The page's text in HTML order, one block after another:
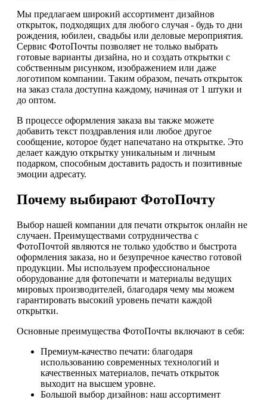
Мы предлагаем широкий ассортимент дизайнов
открыток, подходящих для любого случая - будь то дни
рождения, юбилеи, свадьбы или деловые мероприятия.
Сервис ФотоПочты позволяет не только выбрать
готовые варианты дизайна, но и создать открытки с
собственным рисунком, изображением или даже
логотипом компании. Таким образом, печать открыток
на заказ стала доступна каждому, начиная от 1 штуки и
до оптом.
В процессе оформления заказа вы также можете
добавить текст поздравления или любое другое
сообщение, которое будет напечатано на открытке. Это
делает каждую открытку уникальным и личным
подарком, способным доставить радость и позитивные
эмоции адресату.
Почему выбирают ФотоПочту
Выбор нашей компании для печати открыток онлайн не
случаен. Преимуществами сотрудничества с
ФотоПочтой являются не только удобство и быстрота
оформления заказа, но и безупречное качество готовой
продукции. Мы используем профессиональное
оборудование для фотопечати и материалы ведущих
мировых производителей, благодаря чему мы можем
гарантировать высокий уровень печати каждой
открытки.
Основные преимущества ФотоПочты включают в себя:
Премиум-качество печати: благодаря
использованию современных технологий и
качественных материалов, печать открыток
выходит на высшем уровне.
Большой выбор дизайнов: наш ассортимент